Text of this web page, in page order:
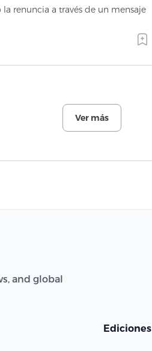
la renuncia a través de un mensaje
Ver más
and global
Ediciones